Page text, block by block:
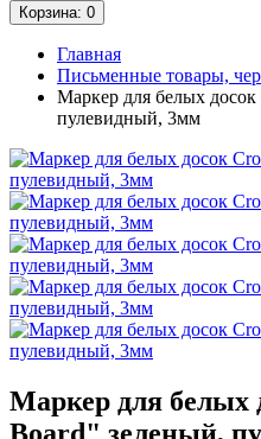
Корзина: 0
Главная
Письменные товары,
Маркер для белых
пулевидный, 3мм
Маркер для
Board" зеленый,